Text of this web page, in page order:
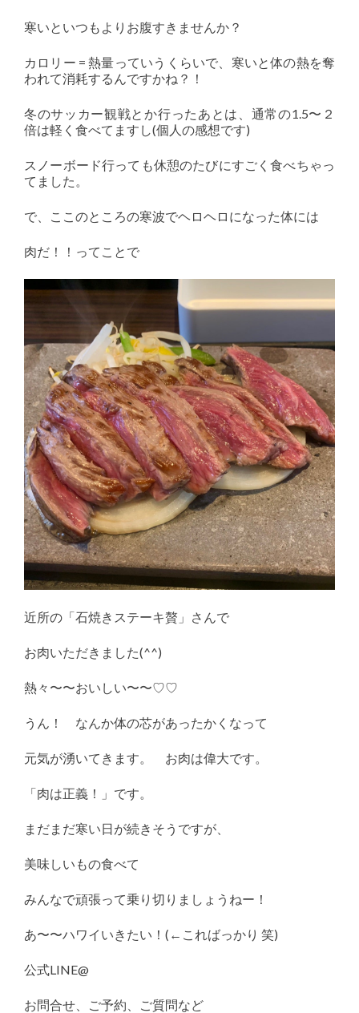
寒いといつもよりお腹すきませんか？
カロリー = 熱量っていうくらいで、寒いと体の熱を奪
われて消耗するんですかね？！
冬のサッカー観戦とか行ったあとは、通常の1.5〜２
倍は軽く食べてますし(個人の感想です)
スノーボード行っても休憩のたびにすごく食べちゃっ
てました。
で、ここのところの寒波でヘロヘロになった体には
肉だ！！ってことで
近所の「石焼きステーキ贅」さんで
お肉いただきました(^^)
熱々〜〜おいしい〜〜♡♡
うん！ なんか体の芯があったかくなって
元気が湧いてきます。 お肉は偉大です。
「肉は正義！」です。
まだまだ寒い日が続きそうですが、
美味しいもの食べて
みんなで頑張って乗り切りましょうねー！
あ〜〜ハワイいきたい！(←こればっかり 笑)
公式LINE@
お問合せ、ご予約、ご質問など